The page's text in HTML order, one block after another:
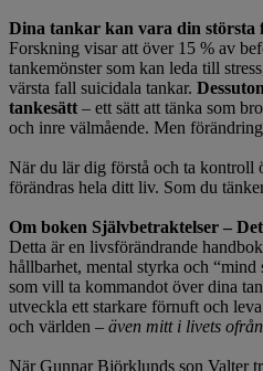
Dina tankar kan vara din största
Forskning visar att över 15 % av
tankemönster som kan leda till
värsta fall suicidala tankar.
tankesätt – ett sätt att tänka som
och inre välmående. Men
När du lär dig förstå och ta kontroll
förändras hela ditt liv. Som du
Om boken Självbetraktelser –
Detta är en livsförändrande
hållbarhet, mental styrka och
som vill ta kommandot över dina
utveckla ett starkare förnuft och
och världen – även mitt i livets
När Gunnar Björklunds son Valter